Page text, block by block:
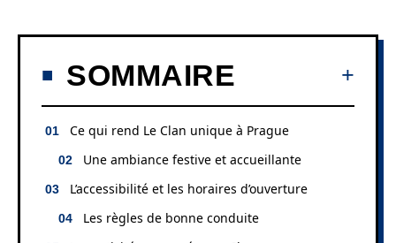
SOMMAIRE
Ce qui rend Le Clan unique à Prague
Une ambiance festive et accueillante
L’accessibilité et les horaires d’ouverture
Les règles de bonne conduite